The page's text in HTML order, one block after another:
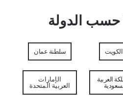
حسب الدولة
الكويت سلطنة عمان
العربية
الإمارات
العربية المتحدة